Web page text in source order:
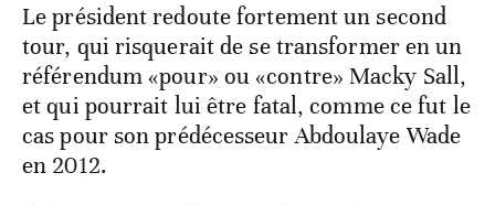
Le président redoute fortement un second
tour, qui risquerait de se transformer en un
référendum «pour» ou «contre» Macky Sall,
et qui pourrait lui être fatal, comme ce fut le
cas pour son prédécesseur Abdoulaye Wade
en 2012.